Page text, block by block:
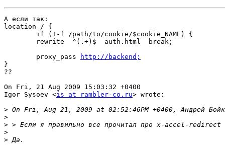
А если так:
location / {
        rewrite  ^(.+)$  auth.html  break;
	proxy_pass
http://backend;
}
??
On Fri, 21 Aug 2009 15:03:32 +0400
Igor Sysoev <is at rambler-co.ru> wrote:
>
>
>
>
>